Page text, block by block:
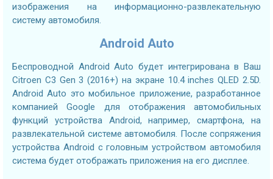
изображения на информационно-развлекательную
систему автомобиля.
Android Auto
Беспроводной Android Auto будет интегрирована в Ваш
Citroen C3 Gen 3 (2016+) на экране 10.4 inches QLED 2.5D.
Android Auto это мобильное приложение, разработанное
компанией Google для отображения автомобильных
функций устройства Android, например, смартфона, на
развлекательной системе автомобиля. После сопряжения
устройства Android с головным устройством автомобиля
система будет отображать приложения на его дисплее.